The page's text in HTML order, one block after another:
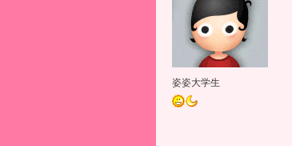
姿姿大学生